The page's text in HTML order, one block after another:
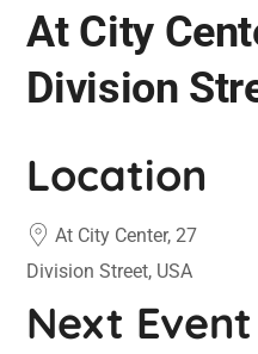
conteúdo
At City
Division
Location
At City Center, 27
Division Street, USA
Next Event